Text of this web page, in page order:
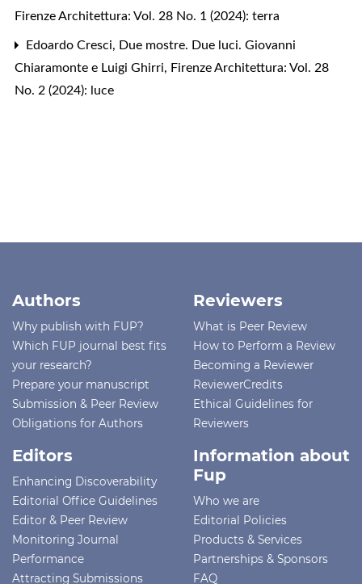
Firenze Architettura: Vol. 28 No. 1 (2024): terra
Edoardo Cresci, Due mostre. Due luci. Giovanni
Chiaramonte e Luigi Ghirri, Firenze Architettura: Vol. 28
No. 2 (2024): luce
Authors
Why publish with FUP?
Which FUP journal best fits
your research?
Prepare your manuscript
Submission & Peer Review
Obligations for Authors
Reviewers
What is Peer Review
How to Perform a Review
Becoming a Reviewer
ReviewerCredits
Ethical Guidelines for
Reviewers
Editors
Enhancing Discoverability
Editorial Office Guidelines
Editor & Peer Review
Monitoring Journal
Performance
Attracting Submissions
Information about
Fup
Who we are
Editorial Policies
Products & Services
Partnerships & Sponsors
FAQ